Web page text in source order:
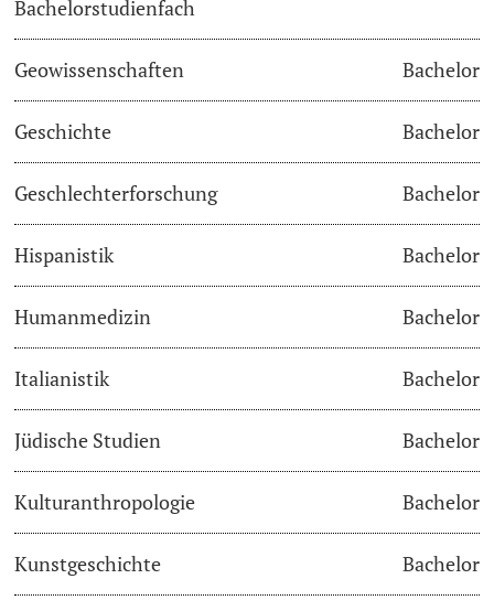
Beratung & Support
Studienberatung
Studienfinanzierung
Berufseinstieg & Laufbahnberatung
Soziales & Gesundheit
Koordinationsstelle für Geflüchtete
Beratungswegweiser
Bachelorstudienfach
Geowissenschaften Bachelor
Geschichte Bachelor
Geschlechterforschung Bachelor
Hispanistik Bachelor
Humanmedizin Bachelor
Italianistik Bachelor
Jüdische Studien Bachelor
Kulturanthropologie Bachelor
Kunstgeschichte Bachelor